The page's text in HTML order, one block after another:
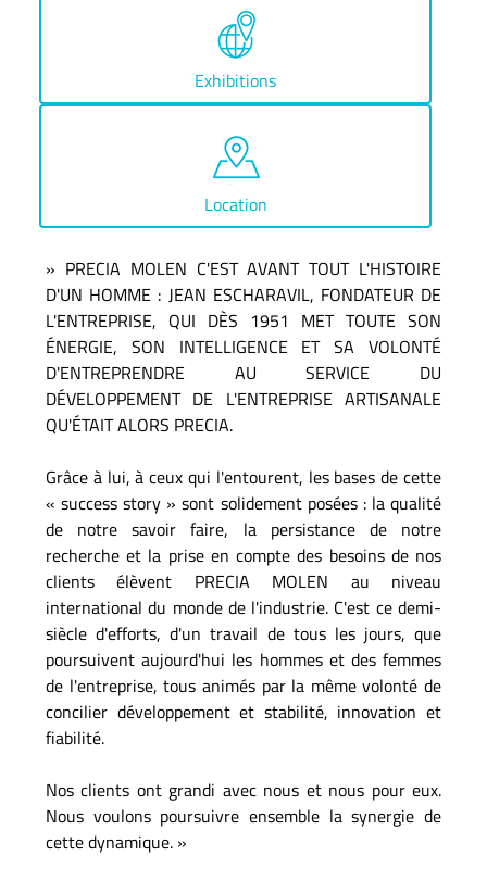
Exhibitions
Location
» PRECIA MOLEN C'EST AVANT TOUT L'HISTOIRE
D'UN HOMME : JEAN ESCHARAVIL, FONDATEUR DE
L'ENTREPRISE, QUI DÈS 1951 MET TOUTE SON
ÉNERGIE, SON INTELLIGENCE ET SA VOLONTÉ
D'ENTREPRENDRE AU SERVICE DU
DÉVELOPPEMENT DE L'ENTREPRISE ARTISANALE
QU'ÉTAIT ALORS PRECIA.
Grâce à lui, à ceux qui l'entourent, les bases de cette
« success story » sont solidement posées : la qualité
de notre savoir faire, la persistance de notre
recherche et la prise en compte des besoins de nos
clients élèvent PRECIA MOLEN au niveau
international du monde de l'industrie. C'est ce demi-
siècle d'efforts, d'un travail de tous les jours, que
poursuivent aujourd'hui les hommes et des femmes
de l'entreprise, tous animés par la même volonté de
concilier développement et stabilité, innovation et
fiabilité.
Nos clients ont grandi avec nous et nous pour eux.
Nous voulons poursuivre ensemble la synergie de
cette dynamique. »